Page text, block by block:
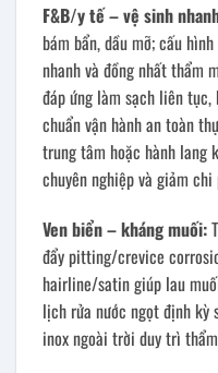
F&B/y tế – vệ sinh
bám bẩn, dầu mỡ; cấu
nhanh và đồng nhất thẩm
đáp ứng làm sạch liên tục,
chuẩn vận hành an toàn
trung tâm hoặc hành lang
chuyên nghiệp và giảm
Ven biển – kháng muối:
đẩy pitting/crevice
hairline/satin giúp lau
lịch rửa nước ngọt định kỳ
inox ngoài trời duy trì